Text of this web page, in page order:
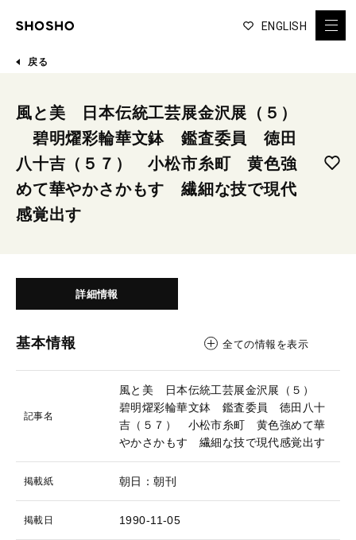
ENGLISH
戻る
風と美 日本伝統工芸展金沢展（５）
碧明燿彩輪華文鉢 鑑査委員 徳田
八十吉（５７） 小松市糸町 黄色強
めて華やかさかもす 繊細な技で現代
感覚出す
詳細情報
基本情報 全ての情報を表示
記事名
風と美 日本伝統工芸展金沢展（５）
碧明燿彩輪華文鉢 鑑査委員 徳田八十
吉（５７） 小松市糸町 黄色強めて華
やかさかもす 繊細な技で現代感覚出す
掲載紙 朝日：朝刊
掲載日 1990-11-05